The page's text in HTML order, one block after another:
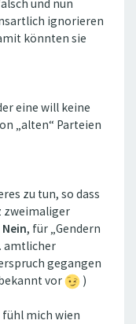
und nun
ignorieren
könnten sie
eine will keine
„alten“ Parteien
zu tun, so dass
zweimaliger
Nein, für „Gendern
amtlicher
gegangen
vor
)
mich wien